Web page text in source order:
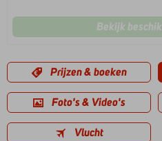
Bekijk
Prijzen & boeken
Foto's & Video's
Vlucht